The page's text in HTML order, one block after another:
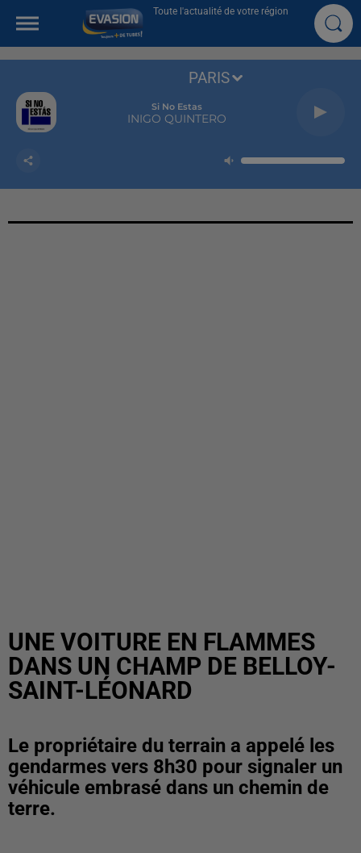
Toute l'actualité de votre région
Si No Estas
INIGO QUINTERO
PARIS
UNE VOITURE EN FLAMMES
DANS UN CHAMP DE BELLOY-
SAINT-LÉONARD
Le propriétaire du terrain a appelé les
gendarmes vers 8h30 pour signaler un
véhicule embrasé dans un chemin de
terre.